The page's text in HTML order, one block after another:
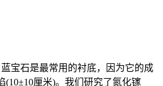
宝石是最常用的衬底，因为它的成
厘米)。我们研究了氮化镓